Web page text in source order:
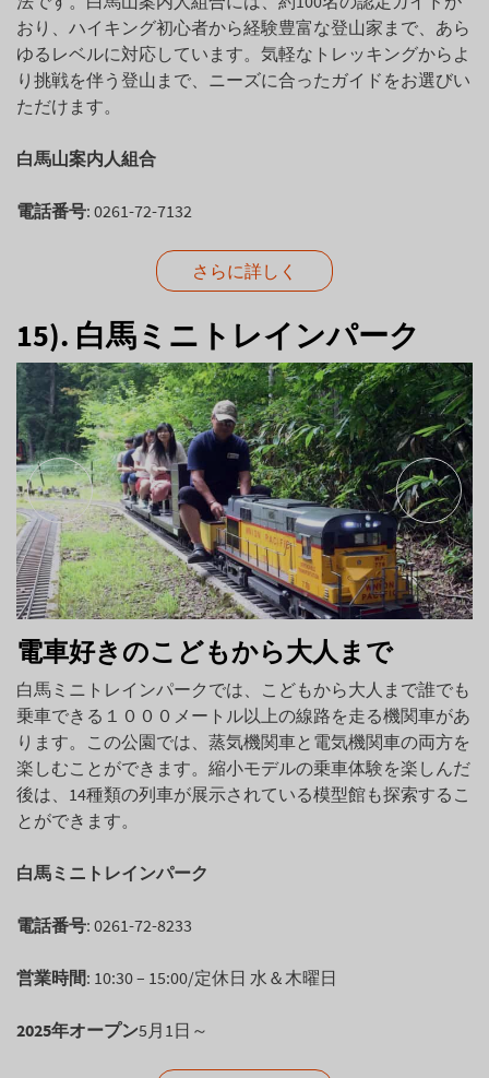
おり、ハイキング初心者から経験豊富な登山家まで、あら
ゆるレベルに対応しています。気軽なトレッキングからよ
り挑戦を伴う登山まで、ニーズに合ったガイドをお選びい
ただけます。
白馬山案内人組合
電話番号: 0261-72-7132
さらに詳しく
15). 白馬ミニトレインパーク
電車好きのこどもから大人まで
白馬ミニトレインパークでは、こどもから大人まで誰でも
乗車できる１０００メートル以上の線路を走る機関車があ
ります。この公園では、蒸気機関車と電気機関車の両方を
楽しむことができます。縮小モデルの乗車体験を楽しんだ
後は、14種類の列車が展示されている模型館も探索するこ
とができます。
白馬ミニトレインパーク
電話番号: 0261-72-8233
営業時間: 10:30 – 15:00/定休日 水＆木曜日
2025年オープン5月1日～